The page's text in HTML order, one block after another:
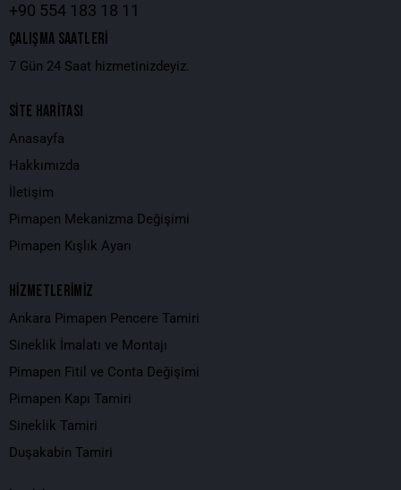
+90 554 183 18 11
ÇALIŞMA SAATLERI
7 Gün 24 Saat hizmetinizdeyiz.
SİTE HARİTASI
Anasayfa
Hakkımızda
İletişim
Pimapen Mekanizma Değişimi
Pimapen Kışlık Ayarı
HİZMETLERİMİZ
Ankara Pimapen Pencere Tamiri
Sineklik İmalatı ve Montajı
Pimapen Fitil ve Conta Değişimi
Pimapen Kapı Tamiri
Sineklik Tamiri
Duşakabin Tamiri